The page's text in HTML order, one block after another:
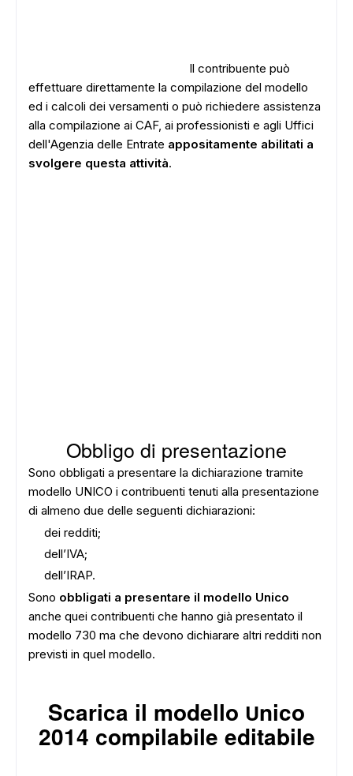
Il contribuente può
effettuare direttamente la compilazione del modello
ed i calcoli dei versamenti o può richiedere assistenza
alla compilazione ai CAF, ai professionisti e agli Uffici
dell'Agenzia delle Entrate appositamente abilitati a
svolgere questa attività.
Obbligo di presentazione
Sono obbligati a presentare la dichiarazione tramite
modello UNICO i contribuenti tenuti alla presentazione
di almeno due delle seguenti dichiarazioni:
dei redditi;
dell’IVA;
dell’IRAP.
Sono obbligati a presentare il modello Unico
anche quei contribuenti che hanno già presentato il
modello 730 ma che devono dichiarare altri redditi non
previsti in quel modello.
Scarica il modello Unico
2014 compilabile editabile